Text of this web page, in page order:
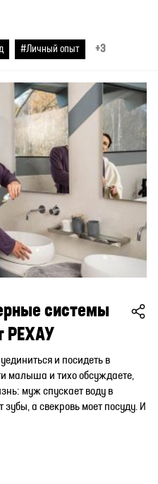
#Личный опыт +3
системы
РЕХАУ
и посидеть в
малыша и тихо обсуждаете,
муж спускает воду в
а свекровь моет посуду. И